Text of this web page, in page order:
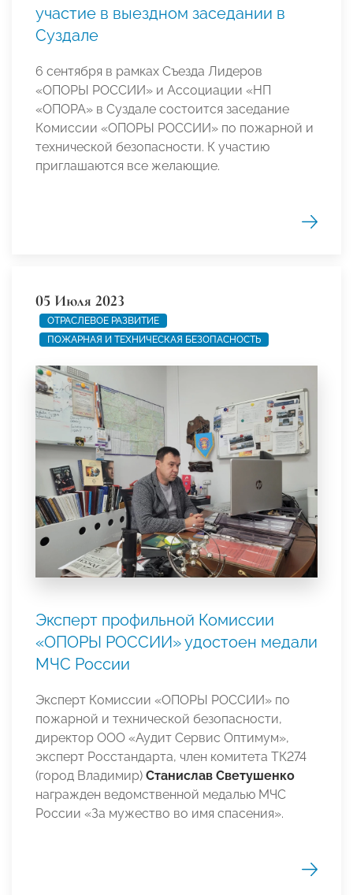
участие в выездном заседании в
Суздале
6 сентября в рамках Съезда Лидеров
«ОПОРЫ РОССИИ» и Ассоциации «НП
«ОПОРА» в Суздале состоится заседание
Комиссии «ОПОРЫ РОССИИ» по пожарной и
технической безопасности. К участию
приглашаются все желающие.
05 Июля 2023
ОТРАСЛЕВОЕ РАЗВИТИЕ
ПОЖАРНАЯ И ТЕХНИЧЕСКАЯ БЕЗОПАСНОСТЬ
Эксперт профильной Комиссии
«ОПОРЫ РОССИИ» удостоен медали
МЧС России
Эксперт Комиссии «ОПОРЫ РОССИИ» по
пожарной и технической безопасности,
директор ООО «Аудит Сервис Оптимум»,
эксперт Росстандарта, член комитета ТК274
(город Владимир) Станислав Светушенко
награжден ведомственной медалью МЧС
России «За мужество во имя спасения».